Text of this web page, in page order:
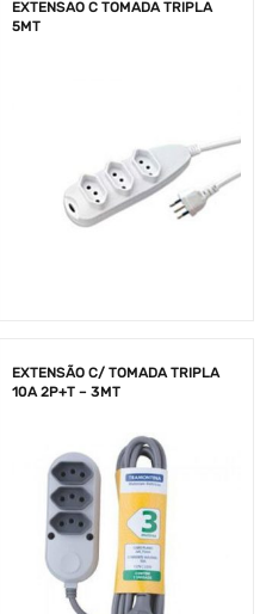
EXTENSAO C TOMADA TRIPLA
5MT
EXTENSÃO C/ TOMADA TRIPLA
10A 2P+T – 3MT